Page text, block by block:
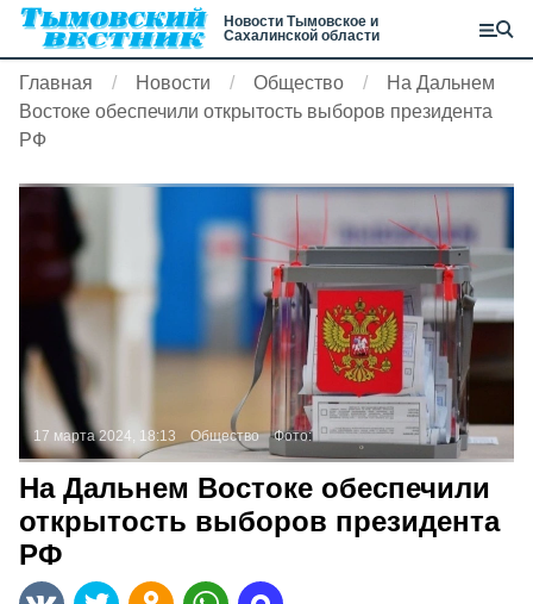
Новости Тымовское и
Сахалинской области
Главная Новости Общество
На Дальнем
Востоке обеспечили открытость выборов президента
РФ
17 марта 2024, 18:13 Общество Фото:
На Дальнем Востоке обеспечили
открытость выборов президента
РФ